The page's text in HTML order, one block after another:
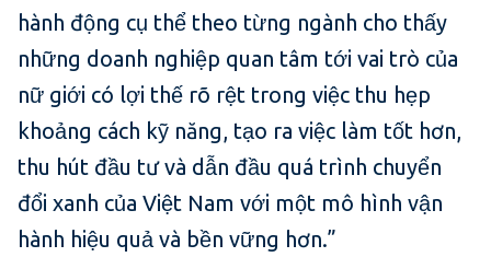
hành động cụ thể theo từng ngành cho thấy
những doanh nghiệp quan tâm tới vai trò của
nữ giới có lợi thế rõ rệt trong việc thu hẹp
khoảng cách kỹ năng, tạo ra việc làm tốt hơn,
thu hút đầu tư và dẫn đầu quá trình chuyển
đổi xanh của Việt Nam với một mô hình vận
hành hiệu quả và bền vững hơn.”